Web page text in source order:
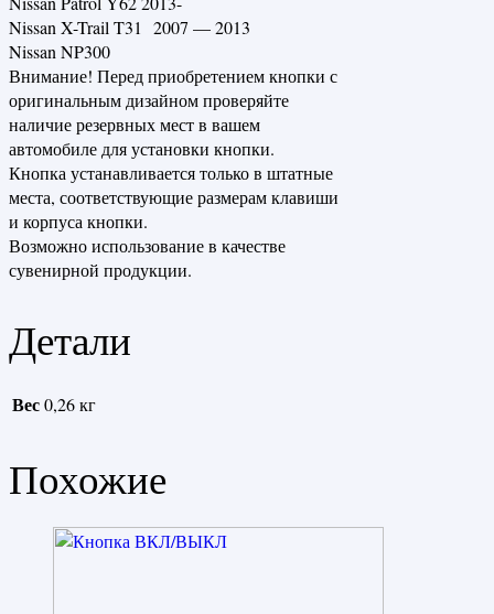
Nissan X-Trail T31 2007 — 2013
Nissan NP300
Внимание! Перед приобретением кнопки с
оригинальным дизайном проверяйте
наличие резервных мест в вашем
автомобиле для установки кнопки.
Кнопка устанавливается только в штатные
места, соответствующие размерам клавиши
и корпуса кнопки.
Возможно использование в качестве
сувенирной продукции.
Детали
Вес0,26 кг
Похожие